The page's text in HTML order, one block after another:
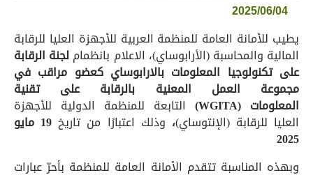
2025/06/04
يطيب للأمانة العامة للمنظمة العربية للأجهزة العليا للرقابة
المالية والمحاسبة (الأرابوساي)، الاعلام بانظماملجنة الرقابة
على تكنولوجيا المعلومات بالارابوساي كعضو مراقب في
مجموعة العمل المعنية بالرقابة على تقنية
المعلومات (WGITA) التابعة للمنظمة الدولية للأجهزة
العليا للرقابة (الإنتوساي)، وذلك اعتبارًا من تاريخ 19 مايو
2025
وبهذه المناسبة تتقدم الأمانة العامة للمنظمة بأحرّ عبارات